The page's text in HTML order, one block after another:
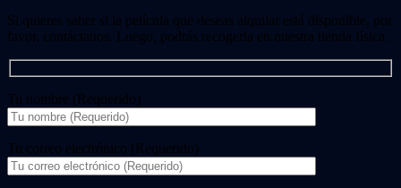
Si quieres saber si la película que deseas alquilar está disponible, por
favor, contáctanos. Luego, podrás recogerla en nuestra tienda física.
Tu nombre (Requerido)
Tu correo electrónico (Requerido)